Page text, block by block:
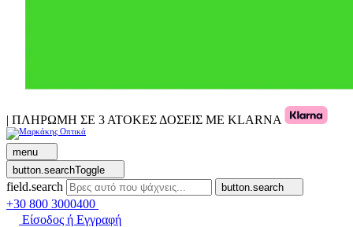
| ΠΛΗΡΩΜΗ ΣΕ 3 ΑΤΟΚΕΣ ΔΟΣΕΙΣ ΜΕ KLARNA
menu
button.searchToggle
field.search button.search
+30 800 3000400
Είσοδος ή Εγγραφή